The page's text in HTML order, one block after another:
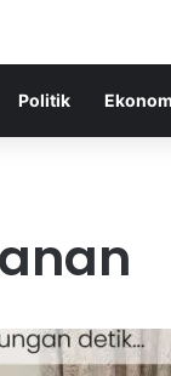
Politik